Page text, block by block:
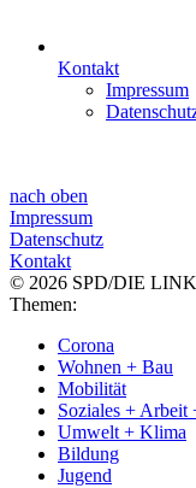
Kontakt
Impressum
nach oben
Impressum
Datenschutz
Kontakt
© 2026 SPD/DIE
Themen:
Corona
Wohnen + Bau
Mobilität
Soziales + Arbeit
Umwelt + Klima
Bildung
Jugend